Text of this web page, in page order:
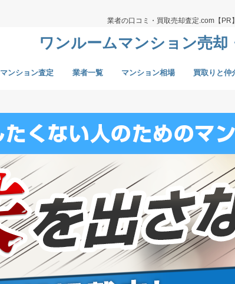
業者の口コミ・買取売却査定.com【PR】
ワンルームマンション売却
マンション査定 業者一覧 マンション相場 買取りと仲